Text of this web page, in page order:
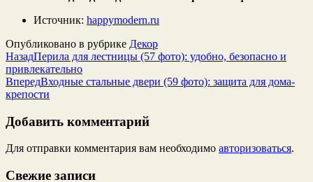
Источник: happymodern.ru
Опубликовано в рубрике Декор
НазадПерила для лестницы (57 фото): удобно, безопасно и
привлекательно
ВпередВходные стальные двери (59 фото): защита для дома-
крепости
Добавить комментарий
Для отправки комментария вам необходимо авторизоваться.
Свежие записи